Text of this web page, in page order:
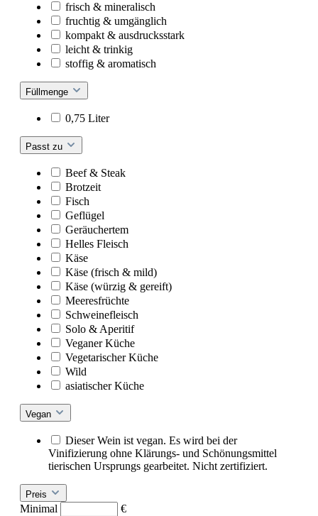
frisch & mineralisch
fruchtig & umgänglich
kompakt & ausdrucksstark
leicht & trinkig
stoffig & aromatisch
Füllmenge
0,75 Liter
Passt zu
Beef & Steak
Brotzeit
Fisch
Geflügel
Geräuchertem
Helles Fleisch
Käse
Käse (frisch & mild)
Käse (würzig & gereift)
Meeresfrüchte
Schweinefleisch
Solo & Aperitif
Veganer Küche
Vegetarischer Küche
Wild
asiatischer Küche
Vegan
Dieser Wein ist vegan. Es wird bei der
Vinifizierung ohne Klärungs- und Schönungsmittel
tierischen Ursprungs gearbeitet. Nicht zertifiziert.
Preis
Minimal
€